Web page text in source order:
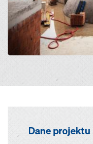
Dane projektu